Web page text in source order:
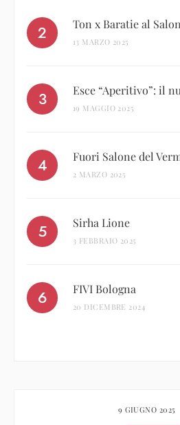
Ton x Baratie al
13 MARZO 2025
Esce “Aperitivo”: il
19 MAGGIO 2025
Fuori Salone del
2 MARZO 2025
Sirha Lione
3 FEBBRAIO 2025
FIVI Bologna
20 DICEMBRE 2024
9 GIUGNO 2025